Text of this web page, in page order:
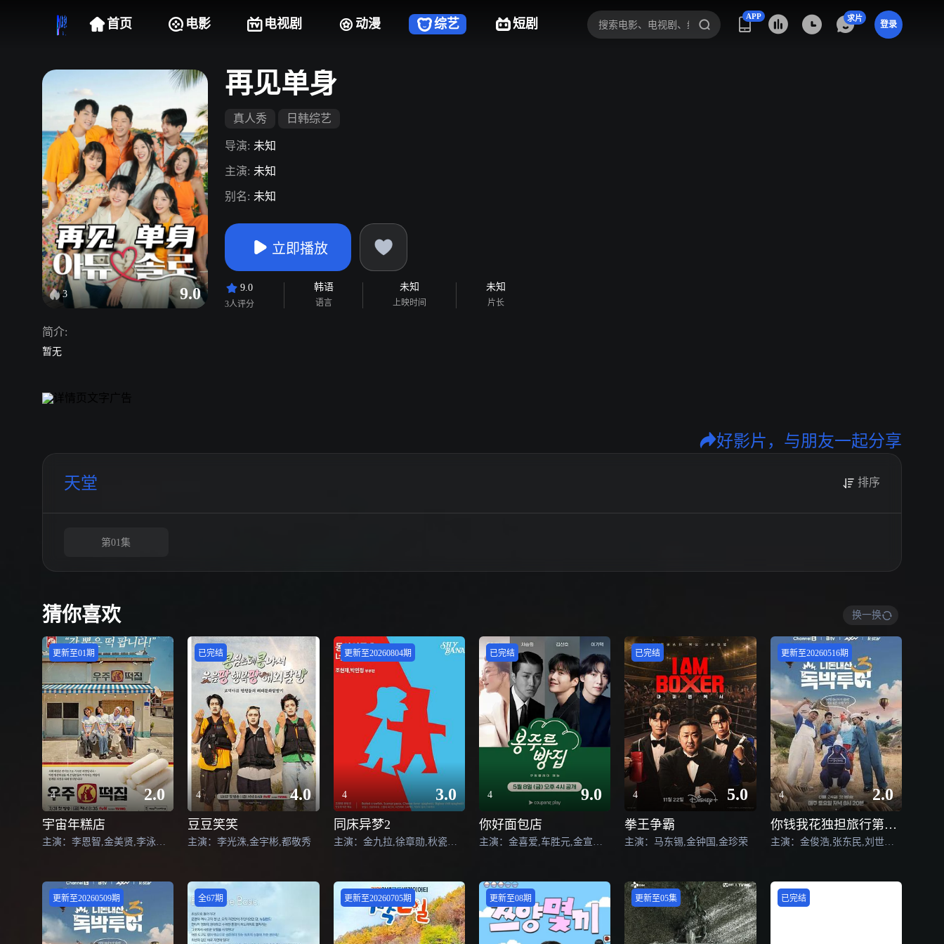
首页 电影 电视剧 动漫 综艺 短剧
APP 求片
登录
3 9.0
再见单身
真人秀 日韩综艺
导演: 未知
主演: 未知
别名: 未知
立即播放
9.0
3人评分
韩语
语言
未知
上映时间
未知
片长
简介:
暂无
好影片，与朋友一起分享
天堂 排序
第01集
猜你喜欢 换一换
4 2.0
更新至01期
宇宙年糕店
主演：李恩智,金美贤,李泳知,安宥真
4 4.0
已完结
豆豆笑笑
主演：李光洙,金宇彬,都敬秀
4 3.0
更新至20260804期
同床异梦2
主演：金九拉,徐章勋,秋瓷炫,于晓光
4 9.0
已完结
你好面包店
主演：金喜爱,车胜元,金宣虎,李基泽
4 5.0
已完结
拳王争霸
主演：马东锡,金钟国,金珍荣
4 2.0
更新至20260516期
你钱我花独担旅行第四季
主演：金俊浩,张东民,刘世允,洪仁圭,김대희(金大熙)
更新至20260509期 全67期 更新至20260705期 更新至08期 更新至05集 已完结